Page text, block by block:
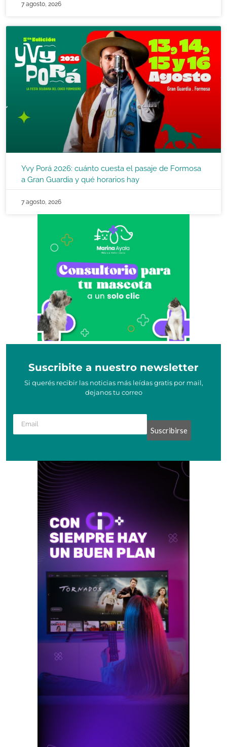
7 agosto, 2026
Yvy Porá 2026: cuánto cuesta el pasaje de Formosa
a Gran Guardia y qué horarios hay
7 agosto, 2026
Suscribite a nuestro newsletter
Si querés recibir las noticias más leídas gratis por mail,
dejanos tu correo
Suscribirse